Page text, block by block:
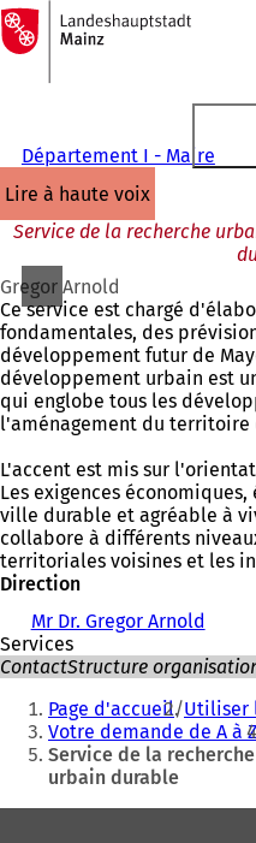
Accéder au contenu
Vers
la
page
d'accueil
Département I - Maire
lire à haute voix
Service de la recherche
Gregor Arnold
Ce service est chargé
fondamentales, des
développement futur de
développement urbain est
qui englobe tous les
l'aménagement du territoire
L'accent est mis sur
Les exigences
ville durable et agréable à
collabore à différents
territoriales voisines et les
Direction
Mr Dr. Gregor Arnold
Services
ContactStructure
Vous
êtes
ici
Page d'accueil Utiliser
Votre demande de A à Z
Service de la
urbain durable